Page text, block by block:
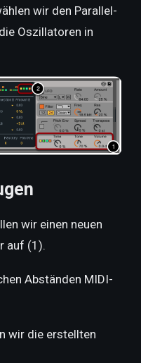
wir den Parallel-
Oszillatoren in
wir einen neuen
auf (1).
Abständen MIDI-
wir die erstellten